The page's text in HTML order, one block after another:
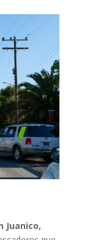
Juanico,